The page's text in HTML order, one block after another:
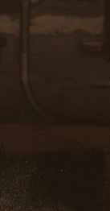
to
content